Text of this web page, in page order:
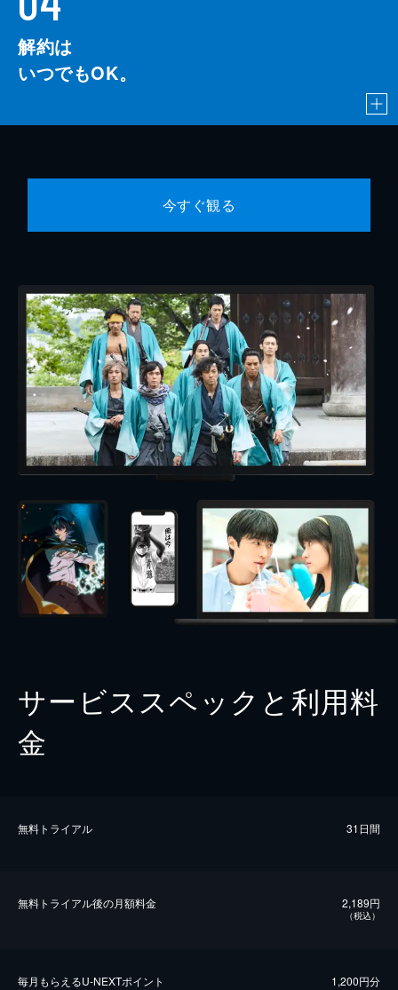
解約は
いつでもOK。
今すぐ観る
サービススペックと利用料
金
無料トライアル 31日間
無料トライアル後の⽉額料金 2,189円
（税込）
毎⽉もらえるU-NEXTポイント 1,200円分